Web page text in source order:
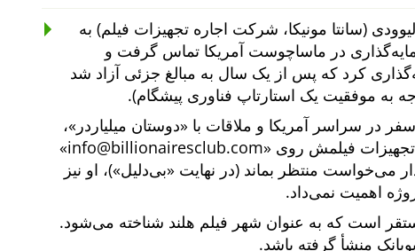
(سانتا مونیکا، شرکت اجاره تجهیزات فیلم) به
در ماساچوست آمریکا تماس گرفت و
سرمایه‌گذاری کرد که پس از یک سال به مبالغ جزئی آزاد شد
به موفقیت یک استارتاپ فناوری پیشگام).
دوستان میلیاردر
،
فیلمش روی
info@billionairesclub.com
می‌خواست منتظر بماند (در نهایت
بی‌دلیل )، او نیز
اهمیت نمی‌داد.
است که به عنوان شهر فیلم هلند شناخته می‌شود.
منشأ گرفته باشد.